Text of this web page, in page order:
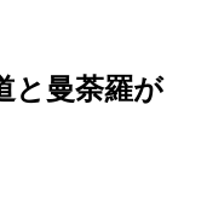
曼荼羅が